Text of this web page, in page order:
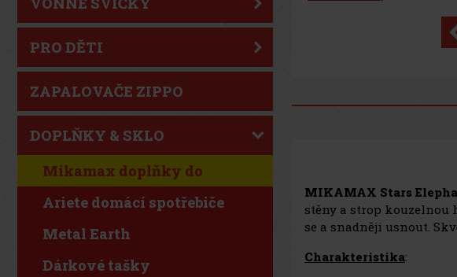
PRO DĚTI
ZAPALOVAČE ZIPPO
DOPLŇKY & SKLO
Mikamax doplňky do
domácnosti
Ariete domácí spotřebiče
Metal Earth
Dárkové tašky
MIKAMAX Stars
stěny a strop kouzelnou
se a snadněji usnout.
Charakteristika: